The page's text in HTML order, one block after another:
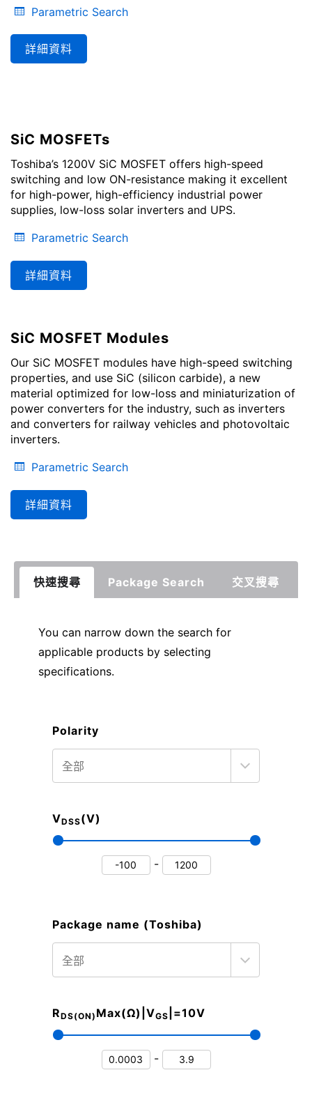
Parametric Search
詳細資料
SiC MOSFETs
Toshiba’s 1200V SiC MOSFET offers high-speed
switching and low ON-resistance making it excellent
for high-power, high-efficiency industrial power
supplies, low-loss solar inverters and UPS.
Parametric Search
詳細資料
SiC MOSFET Modules
Our SiC MOSFET modules have high-speed switching
properties, and use SiC (silicon carbide), a new
material optimized for low-loss and miniaturization of
power converters for the industry, such as inverters
and converters for railway vehicles and photovoltaic
inverters.
Parametric Search
詳細資料
快速搜尋 Package Search 交叉搜尋
You can narrow down the search for
applicable products by selecting
specifications.
Polarity
VDSS(V)
-
Package name (Toshiba)
RDS(ON) Max(Ω)|VGS |=10V
-